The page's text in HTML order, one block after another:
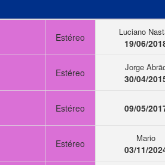
Estéreo Luciano
19/06/
Estéreo Jorge
30/04/
Estéreo 09/05/
Estéreo Mario
03/11/